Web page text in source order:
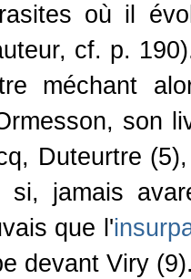
où il
cf. p.
méchant
son
Duteurtre
si, jamais
que l'
devant Viry